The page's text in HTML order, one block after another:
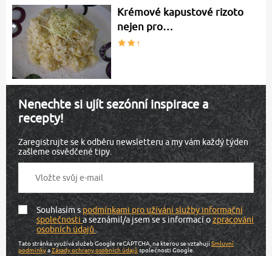
Krémové kapustové rizoto
nejen pro…
Nenechte si ujít sezónní inspirace a
recepty!
Zaregistrujte se k odběru newsletteru a my vám každý týden
zašleme osvědčené tipy.
Souhlasím spodmínkami pro užívání služby informační
společnostia seznámil/a jsem se s informací ozpracování
osobních údajů.
Tato stránka využívá služeb Google reCAPTCHA, na kterou se vztahujíSmluvní
podmínkyaZásady ochrany osobních údajů společnosti Google.